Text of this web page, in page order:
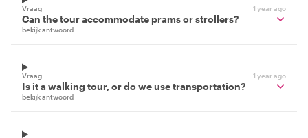
Vraag 1 year ago
Can the tour accommodate prams or strollers?
bekijk antwoord
Vraag 1 year ago
Is it a walking tour, or do we use transportation?
bekijk antwoord